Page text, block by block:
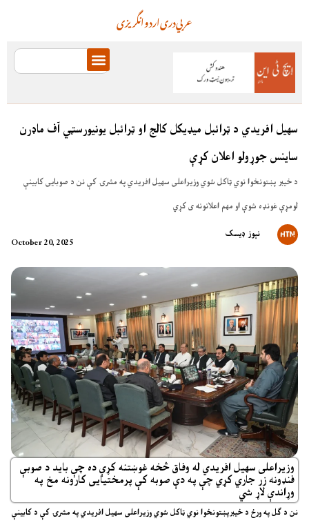
انگریزیاردودریعربي
سهیل افریدي د ټرائبل میډیکل کالج او ټرائبل یونیورسټي آف ماډرن
ساینس جوړولو اعلان کړې
د خیبر پښتونخوا نوي ټاکل شوي وزیراعلی سهیل افریدي په مشرۍ کې نن د صوبایی کابینې
لومړې غونډه شوې او مهم اعلانونه ی کړي
October 20, 2025
نېوز ډیسک
وزیراعلی سهیل افریدي له وفاق څخه غوښتنه کړې ده چې باید د صوبې
فنډونه زر جاري کړي چې په دې صوبه کې پرمختیایی کارونه مخ په
وړاندې لاړ شي
نن د ګل په ورځ د خیبرپښتونخوا نوي ټاکل شوي وزیراعلی سهیل افریدي په مشرۍ کې د کابینې